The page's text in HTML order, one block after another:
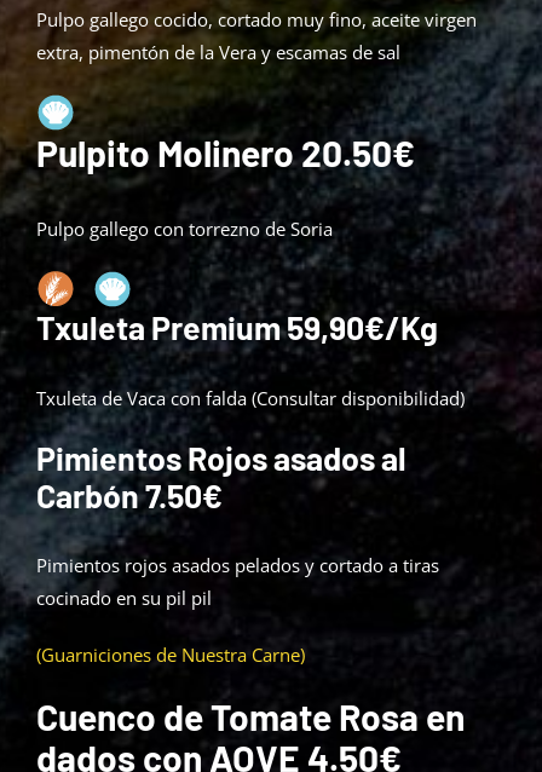
Pulpo gallego cocido, cortado muy fino, aceite virgen
extra, pimentón de la Vera y escamas de sal
Pulpito Molinero 20.50€
Pulpo gallego con torrezno de Soria
Txuleta Premium 59,90€/Kg
Txuleta de Vaca con falda (Consultar disponibilidad)
Pimientos Rojos asados al
Carbón 7.50€
Pimientos rojos asados pelados y cortado a tiras
cocinado en su pil pil
(Guarniciones de Nuestra Carne)
Cuenco de Tomate Rosa en
dados con AOVE 4.50€